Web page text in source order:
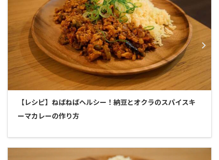
【レシピ】ねばねばヘルシー！納豆とオクラのスパイスキ
ーマカレーの作り方